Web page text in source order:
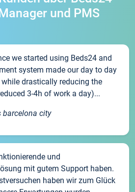
und PMS
we started using Beds24 and
system made our day to day
drastically reducing the
3-4h of work a day)...
barcelona city
und
mit gutem Support haben.
haben wir zum Glück